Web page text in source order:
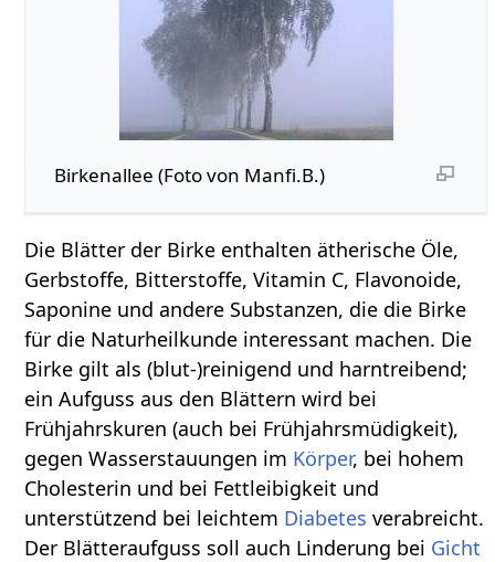
Birkenallee (Foto von Manfi.B.)
Die Blätter der Birke enthalten ätherische Öle,
Gerbstoffe, Bitterstoffe, Vitamin C, Flavonoide,
Saponine und andere Substanzen, die die Birke
für die Naturheilkunde interessant machen. Die
Birke gilt als (blut-)reinigend und harntreibend;
ein Aufguss aus den Blättern wird bei
Frühjahrskuren (auch bei Frühjahrsmüdigkeit),
gegen Wasserstauungen im Körper, bei hohem
Cholesterin und bei Fettleibigkeit und
unterstützend bei leichtem Diabetes verabreicht.
Der Blätteraufguss soll auch Linderung bei Gicht